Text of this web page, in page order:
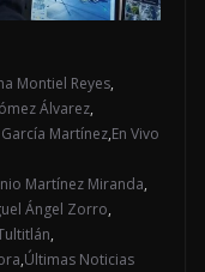
Montiel Reyes,
Álvarez,
García Martínez,En Vivo
Martínez Miranda,
Ángel Zorro,
,
,Últimas Noticias